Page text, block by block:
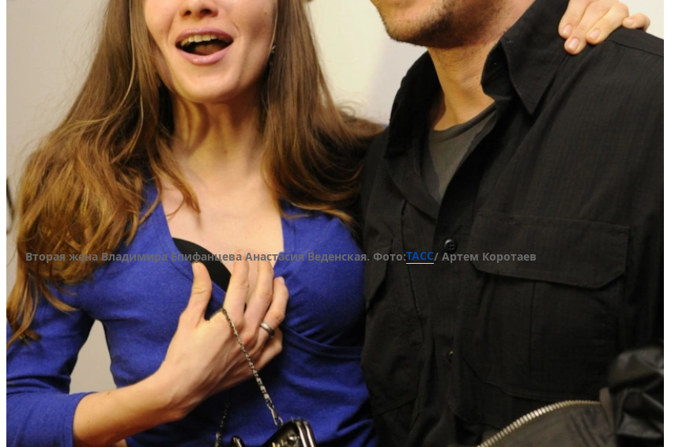
Вторая жена Владимира Епифанцева Анастасия Веденская. Фото:ТАСС/ Артем Коротаев
Через три месяца после этого знакомства в личной жизни Владимира Епифанцева
случились серьезные перемены. Возлюбленная сообщила актеру, что ждет от него ребенка,
однако становиться матерью и жертвовать профессией она оказалась не готова. Анастасия
выразила сомнения, что избранник сумеет обеспечить семью, и не понимала, как им
дальше жить.